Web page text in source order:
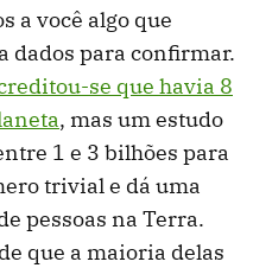
a você algo que
dados para confirmar.
se que havia 8
, mas um estudo
1 e 3 bilhões para
trivial e dá uma
pessoas na Terra.
que a maioria delas